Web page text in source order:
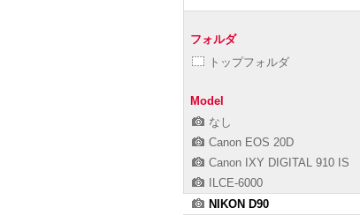
フォルダ
トップフォルダ
Model
なし
Canon EOS 20D
Canon IXY DIGITAL 910 IS
ILCE-6000
NIKON D90